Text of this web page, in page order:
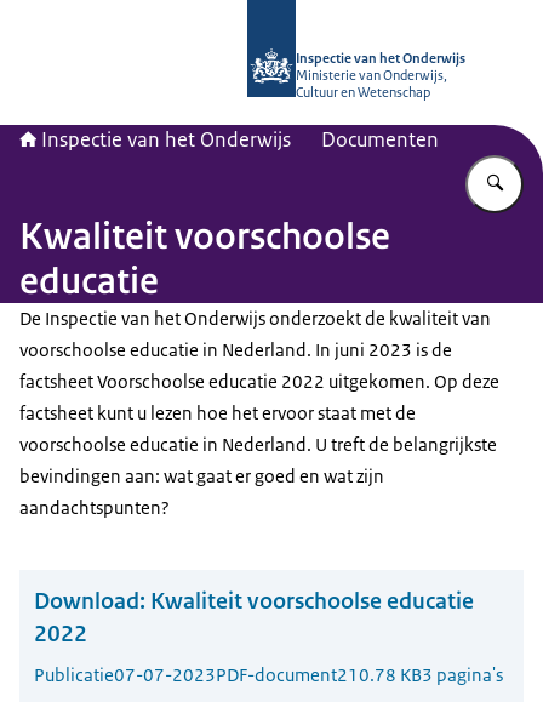
Inspectie van het Onderwijs
Ministerie van Onderwijs,
Cultuur en Wetenschap
Inspectie van het Onderwijs Documenten
Kwaliteit voorschoolse
educatie
De Inspectie van het Onderwijs onderzoekt de kwaliteit van
voorschoolse educatie in Nederland. In juni 2023 is de
factsheet Voorschoolse educatie 2022 uitgekomen. Op deze
factsheet kunt u lezen hoe het ervoor staat met de
voorschoolse educatie in Nederland. U treft de belangrijkste
bevindingen aan: wat gaat er goed en wat zijn
aandachtspunten?
Download: Kwaliteit voorschoolse educatie
2022
Publicatie07-07-2023PDF-document210.78 KB3 pagina's